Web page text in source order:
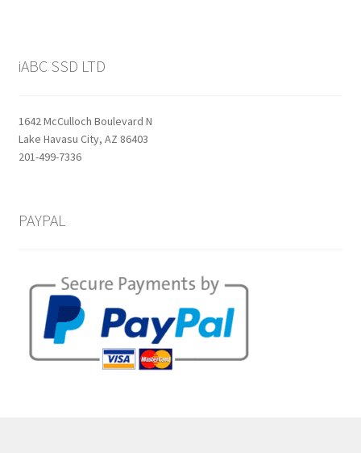
iABC SSD LTD
1642 McCulloch Boulevard N
Lake Havasu City, AZ 86403
201-499-7336
PAYPAL